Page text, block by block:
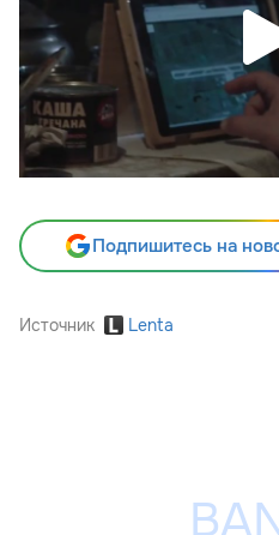
Подпишитесь на
Источник Lenta